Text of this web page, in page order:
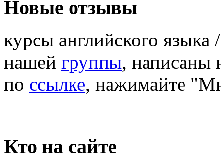
Новые отзывы
курсы английского
нашей группы, написаны
по ссылке, нажимайте
Кто на сайте